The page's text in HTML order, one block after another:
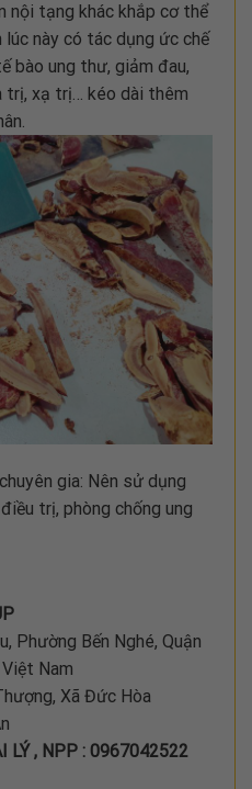
nội tạng khác khắp cơ thể
này có tác dụng ức chế
bào ung thư, giảm đau,
trị, xạ trị… kéo dài thêm
gia: Nên sử dụng
trị, phòng chống ung
Phường Bến Nghé, Quận
Nam
Xã Đức Hòa
LÝ , NPP : 0967042522